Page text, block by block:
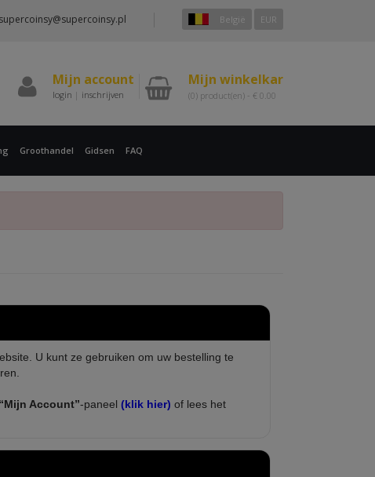
supercoinsy@supercoinsy.pl België EUR
Mijn account
login | inschrijven
Mijn winkelkar
(0) product(en) - € 0.00
Groothandel Gidsen FAQ
U kunt ze gebruiken om uw bestelling te
“Mijn Account”-paneel (klik hier) of lees het